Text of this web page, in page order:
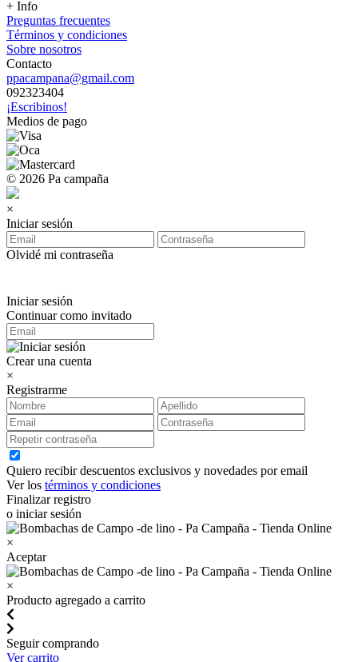
+ Info
Preguntas frecuentes
Términos y condiciones
Sobre nosotros
Contacto
ppacampana@gmail.com
092323404
¡Escribinos!
Medios de pago
© 2026 Pa campaña
×
Iniciar sesión
Olvidé mi contraseña
Iniciar sesión
Continuar como invitado
Crear una cuenta
×
Registrarme
Quiero recibir descuentos exclusivos y novedades por email
Ver los términos y condiciones
Finalizar registro
o iniciar sesión
×
Aceptar
×
Producto agregado a carrito
Seguir comprando
Ver carrito